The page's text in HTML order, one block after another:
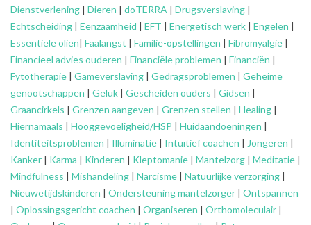
Dienstverlening | Dieren | doTERRA | Drugsverslaving |
Echtscheiding | Eenzaamheid | EFT | Energetisch werk | Engelen |
Essentiële oliën| Faalangst | Familie-opstellingen | Fibromyalgie |
Financieel advies ouderen | Financiële problemen | Financiën |
Fytotherapie | Gameverslaving | Gedragsproblemen | Geheime
genootschappen | Geluk | Gescheiden ouders | Gidsen |
Graancirkels | Grenzen aangeven | Grenzen stellen | Healing |
Hiernamaals | Hooggevoeligheid/HSP | Huidaandoeningen |
Identiteitsproblemen | Illuminatie | Intuïtief coachen | Jongeren |
Kanker | Karma | Kinderen | Kleptomanie | Mantelzorg | Meditatie |
Mindfulness | Mishandeling | Narcisme | Natuurlijke verzorging |
Nieuwetijdskinderen | Ondersteuningmantelzorger | Ontspannen
| Oplossingsgericht coachen | Organiseren | Orthomoleculair |